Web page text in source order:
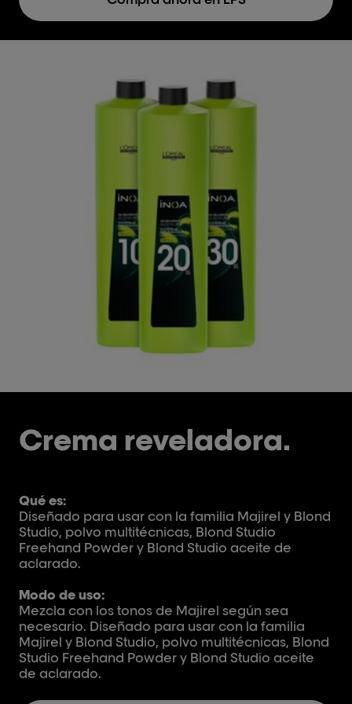
Crema reveladora.
Qué es:
Diseñado para usar con la familia Majirel y Blond
Studio, polvo multitécnicas, Blond Studio
Freehand Powder y Blond Studio aceite de
aclarado.
Modo de uso:
Mezcla con los tonos de Majirel según sea
necesario. Diseñado para usar con la familia
Majirel y Blond Studio, polvo multitécnicas, Blond
Studio Freehand Powder y Blond Studio aceite
de aclarado.